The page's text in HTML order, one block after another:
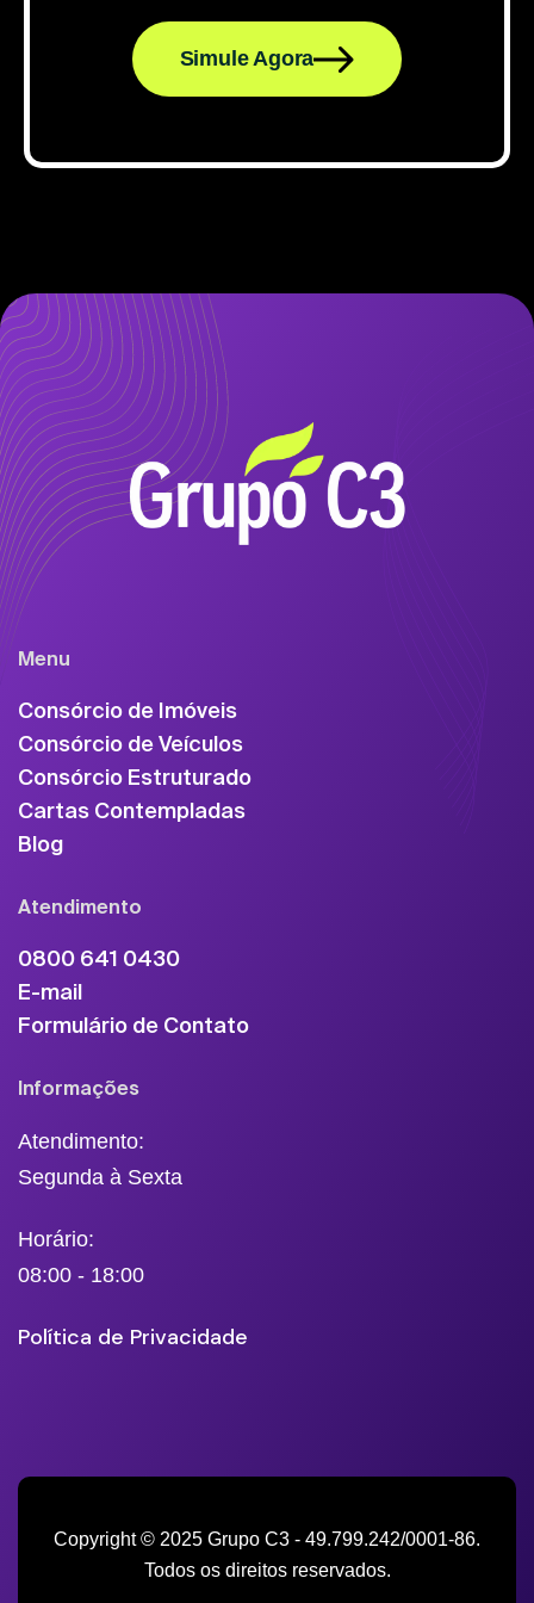
Simule Agora
Menu
Consórcio de Imóveis
Consórcio de Veículos
Consórcio Estruturado
Cartas Contempladas
Blog
Atendimento
0800 641 0430
E-mail
Formulário de Contato
Informações
Atendimento:
Segunda à Sexta
Horário:
08:00 - 18:00
Política de Privacidade
Copyright © 2025 Grupo C3 - 49.799.242/0001-86.
Todos os direitos reservados.